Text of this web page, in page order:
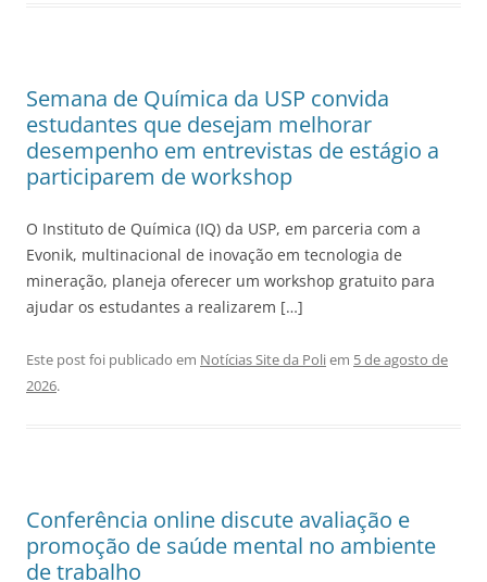
Semana de Química da USP convida
estudantes que desejam melhorar
desempenho em entrevistas de estágio a
participarem de workshop
O Instituto de Química (IQ) da USP, em parceria com a
Evonik, multinacional de inovação em tecnologia de
mineração, planeja oferecer um workshop gratuito para
ajudar os estudantes a realizarem […]
Este post foi publicado em Notícias Site da Poliem 5 de agosto de
2026.
Conferência online discute avaliação e
promoção de saúde mental no ambiente
de trabalho